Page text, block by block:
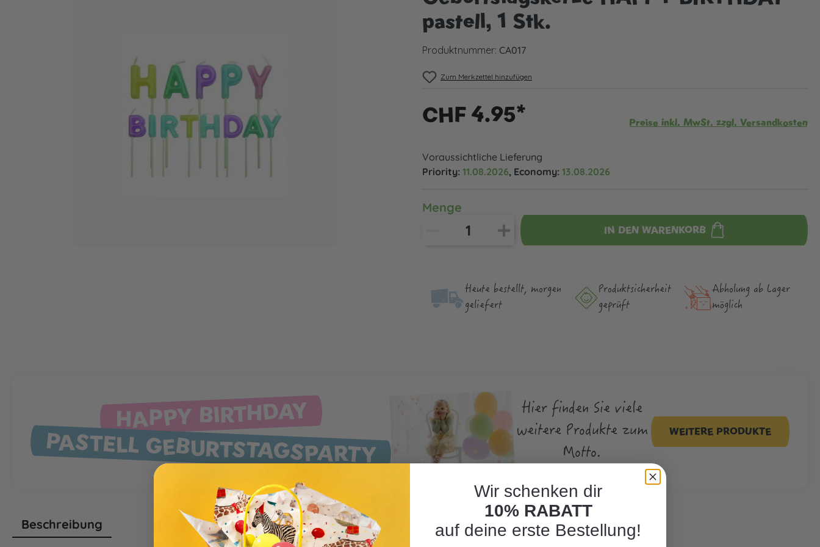
pastell, 1 Stk.
Produktnummer: CA017
Zum Merkzettel hinzufügen
CHF 4.95* Preise inkl. MwSt. zzgl. Versandkosten
Voraussichtliche Lieferung
Priority: 11.08.2026, Economy: 13.08.2026
Menge
IN DEN WARENKORB
Heute bestellt, morgen
geliefert
Produktsicher­heit
geprüft
Abholung ab Lager
möglich
HAPPY BIRTHDAY
PASTELL GEBURTSTAGSPARTY
Hier finden Sie viele
weitere Produkte zum
Motto.
WEITERE PRODUKTE
Beschreibung
Wir schenken dir
10% RABATT
auf deine erste Bestellung!